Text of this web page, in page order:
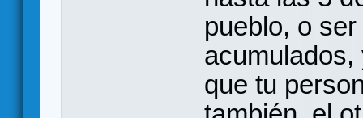
pueblo, o
que tu